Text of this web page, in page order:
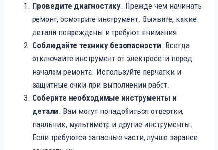
Проведите диагностику. Прежде чем начинать
ремонт, осмотрите инструмент. Выявите, какие
детали повреждены и требуют внимания.
Соблюдайте технику безопасности. Всегда
отключайте инструмент от электросети перед
началом ремонта. Используйте перчатки и
защитные очки при выполнении работ.
Соберите необходимые инструменты и
детали. Вам могут понадобиться отвертки,
паяльник, мультиметр и другие инструменты.
Если требуются запасные части, лучше заранее